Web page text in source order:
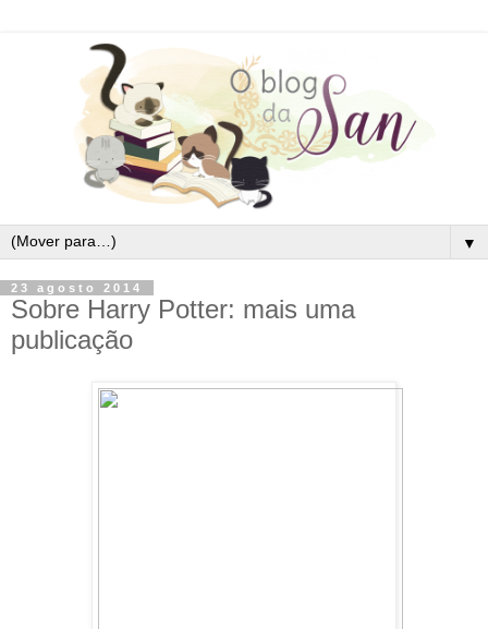
▼
23 agosto 2014
Sobre Harry Potter: mais uma
publicação